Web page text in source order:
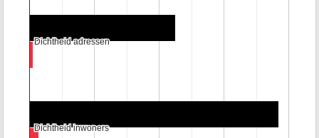
Dichtheid adressen
Dichtheid adressen
Dichtheid inwoners
Dichtheid inwoners